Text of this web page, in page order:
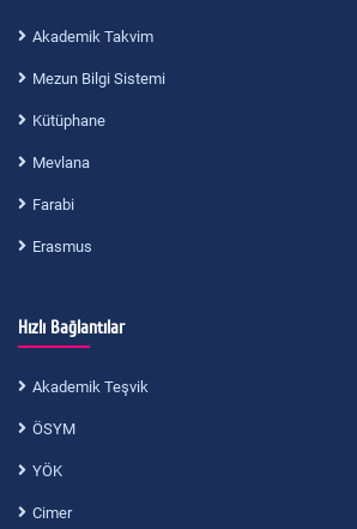
Akademik Takvim
Mezun Bilgi Sistemi
Kütüphane
Mevlana
Farabi
Erasmus
Hızlı Bağlantılar
Akademik Teşvik
ÖSYM
YÖK
Cimer